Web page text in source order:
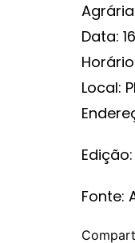
Data:
Local:
Fonte: